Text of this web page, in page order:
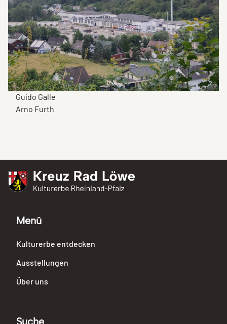
Guido Galle
Arno Furth
Menü
Kulturerbe entdecken
Ausstellungen
Über uns
Suche